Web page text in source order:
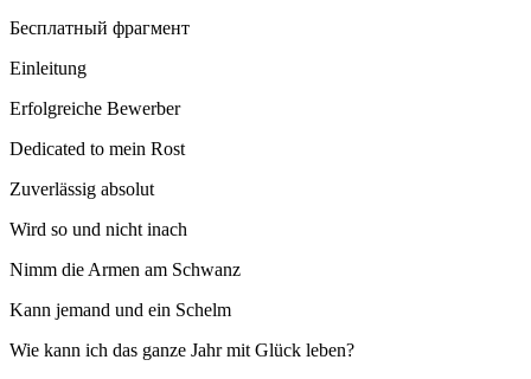
Бесплатный фрагмент
Einleitung
Erfolgreiche Bewerber
Dedicated to mein Rost
Zuverlässig absolut
Wird so und nicht inach
Nimm die Armen am Schwanz
Kann jemand und ein Schelm
Wie kann ich das ganze Jahr mit Glück leben?